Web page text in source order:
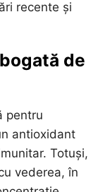
recente și
de
pentru
antioxidant
Totuși,
vederea, în